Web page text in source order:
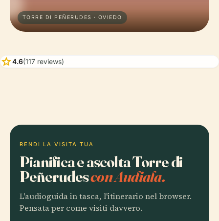
TORRE DI PEÑERUDES · OVIEDO
star4.6(117 reviews)
RENDI LA VISITA TUA
Pianifica e ascolta Torre di
Peñerudescon Audiala.
L'audioguida in tasca, l'itinerario nel browser.
Pensata per come visiti davvero.